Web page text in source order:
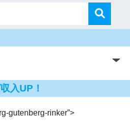
入UP！
gutenberg-rinker”>